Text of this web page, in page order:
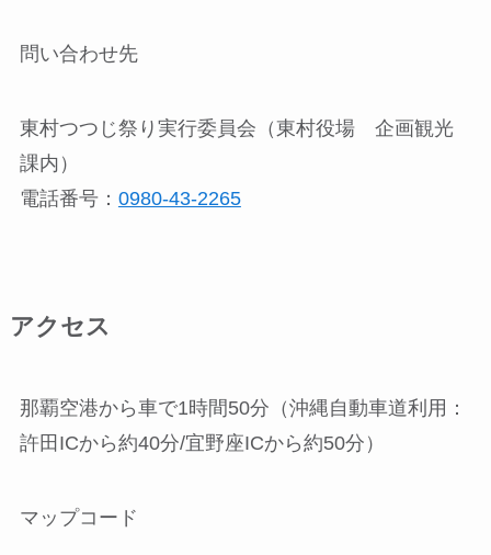
問い合わせ先
東村つつじ祭り実行委員会（東村役場 企画観光
課内）
電話番号： 0980-43-2265
アクセス
那覇空港から車で1時間50分（沖縄自動車道利用：
許田ICから約40分/宜野座ICから約50分）
マップコード